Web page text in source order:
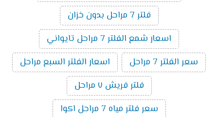
فلتر 7 مراحل بدون خزان
اسعار شمع الفلتر 7 مراحل تايواني
سعر الفلتر 7 مراحل
اسعار الفلتر السبع مراحل
فلتر فريش ٧ مراحل
سعر فلتر مياه 7 مراحل اكوا